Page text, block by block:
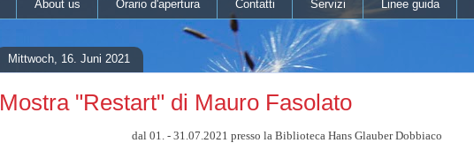
About us Orario d'apertura Contatti Servizi Linee guida
Mittwoch, 16. Juni 2021
Mostra "Restart" di Mauro Fasolato
dal 01. - 31.07.2021 presso la Biblioteca Hans Glauber Dobbiaco